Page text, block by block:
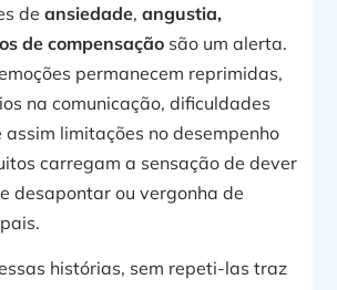
deansiedade, angustia,
de compensação são um alerta.
permanecem reprimidas,
na comunicação, dificuldades
assim limitações no desempenho
carregam a sensação de dever
desapontar ou vergonha de
histórias, sem repeti-las traz